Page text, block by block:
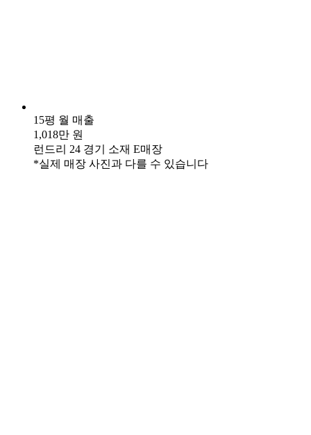
15평 월 매출
1,018만 원
런드리 24 경기 소재 E매장
*실제 매장 사진과 다를 수 있습니다